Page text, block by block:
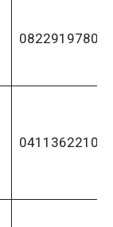
04113622108